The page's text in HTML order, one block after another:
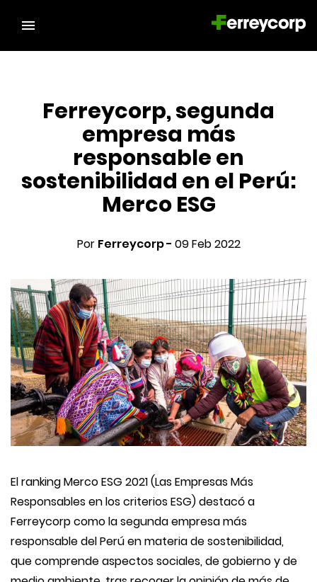
Ferreycorp, segunda
empresa más
responsable en
sostenibilidad en el Perú:
Merco ESG
Por Ferreycorp - 09 Feb 2022
El ranking Merco ESG 2021 (Las Empresas Más
Responsables en los criterios ESG) destacó a
Ferreycorp como la segunda empresa más
responsable del Perú en materia de sostenibilidad,
que comprende aspectos sociales, de gobierno y de